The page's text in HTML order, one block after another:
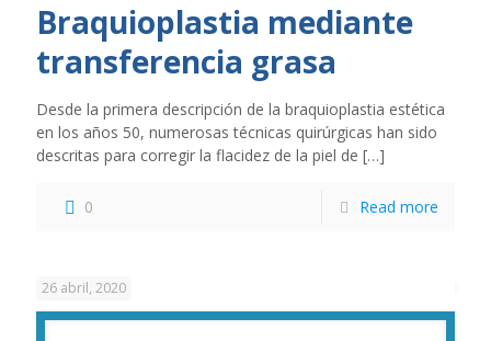
Braquioplastia mediante
transferencia grasa
Desde la primera descripción de la braquioplastia estética
en los años 50, numerosas técnicas quirúrgicas han sido
descritas para corregir la flacidez de la piel de […]
0 Read more
26 abril, 2020